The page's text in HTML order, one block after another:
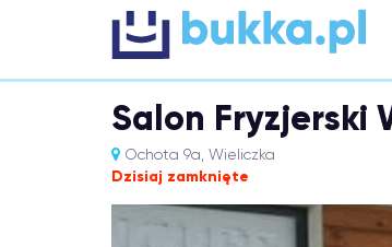
Salon Fryzjerski
Ochota 9a, Wieliczka
Dzisiaj zamknięte